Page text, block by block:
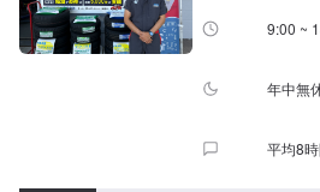
9:00 ~
年中無
平均8